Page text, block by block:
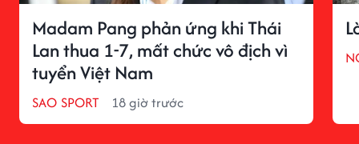
Madam Pang phản ứng khi Thái
Lan thua 1-7, mất chức vô địch vì
tuyển Việt Nam
SAO SPORT 18 giờ trước